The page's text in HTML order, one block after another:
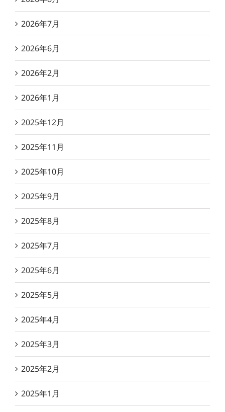
2026年7月
2026年6月
2026年2月
2026年1月
2025年12月
2025年11月
2025年10月
2025年9月
2025年8月
2025年7月
2025年6月
2025年5月
2025年4月
2025年3月
2025年2月
2025年1月